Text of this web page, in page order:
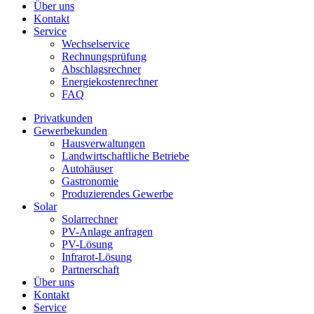
Über uns
Kontakt
Service
Wechselservice
Rechnungsprüfung
Abschlagsrechner
Energiekostenrechner
FAQ
Privatkunden
Gewerbekunden
Hausverwaltungen
Landwirtschaftliche Betriebe
Autohäuser
Gastronomie
Produzierendes Gewerbe
Solar
Solarrechner
PV-Anlage anfragen
PV-Lösung
Infrarot-Lösung
Partnerschaft
Über uns
Kontakt
Service